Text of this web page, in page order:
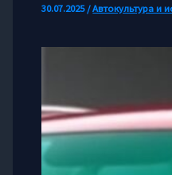
30.07.2025/Автокультура и